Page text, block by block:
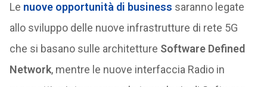
Le nuove opportunità di business saranno legate
allo sviluppo delle nuove infrastrutture di rete 5G
che si basano sulle architetture Software Defined
Network, mentre le nuove interfaccia Radio in